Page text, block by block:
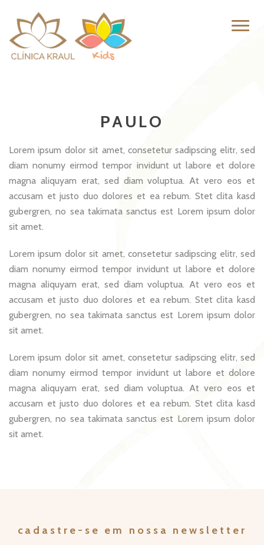
Pular
para
o
conteúdo
PAULO
Lorem ipsum dolor sit amet, consetetur sadipscing elitr, sed
diam nonumy eirmod tempor invidunt ut labore et dolore
magna aliquyam erat, sed diam voluptua. At vero eos et
accusam et justo duo dolores et ea rebum. Stet clita kasd
gubergren, no sea takimata sanctus est Lorem ipsum dolor
sit amet.
Lorem ipsum dolor sit amet, consetetur sadipscing elitr, sed
diam nonumy eirmod tempor invidunt ut labore et dolore
magna aliquyam erat, sed diam voluptua. At vero eos et
accusam et justo duo dolores et ea rebum. Stet clita kasd
gubergren, no sea takimata sanctus est Lorem ipsum dolor
sit amet.
Lorem ipsum dolor sit amet, consetetur sadipscing elitr, sed
diam nonumy eirmod tempor invidunt ut labore et dolore
magna aliquyam erat, sed diam voluptua. At vero eos et
accusam et justo duo dolores et ea rebum. Stet clita kasd
gubergren, no sea takimata sanctus est Lorem ipsum dolor
sit amet.
cadastre-se em nossa newsletter